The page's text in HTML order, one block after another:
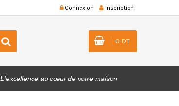
Inscription
Connexion
0 DT
L'excellence au cœur de votre maison